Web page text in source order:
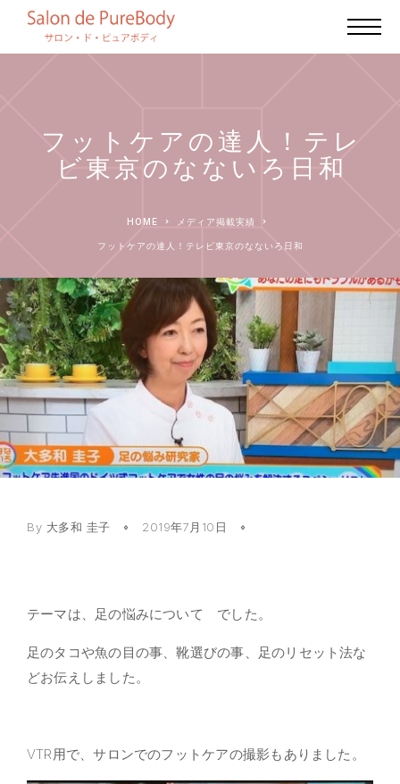
フットケアの達人！テレ
ビ東京のなないろ日和
HOME メディア掲載実績
フットケアの達人！テレビ東京のなないろ日和
By 大多和 圭子 2019年7月10日
テーマは、足の悩みについて でした。
足のタコや魚の目の事、靴選びの事、足のリセット法な
どお伝えしました。
VTR用で、サロンでのフットケアの撮影もありました。